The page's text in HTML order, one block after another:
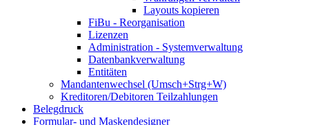
Layouts kopieren
FiBu - Reorganisation
Lizenzen
Administration - Systemverwaltung
Datenbankverwaltung
Entitäten
Mandantenwechsel (Umsch+Strg+W)
Kreditoren/Debitoren Teilzahlungen
Belegdruck
Formular- und Maskendesigner